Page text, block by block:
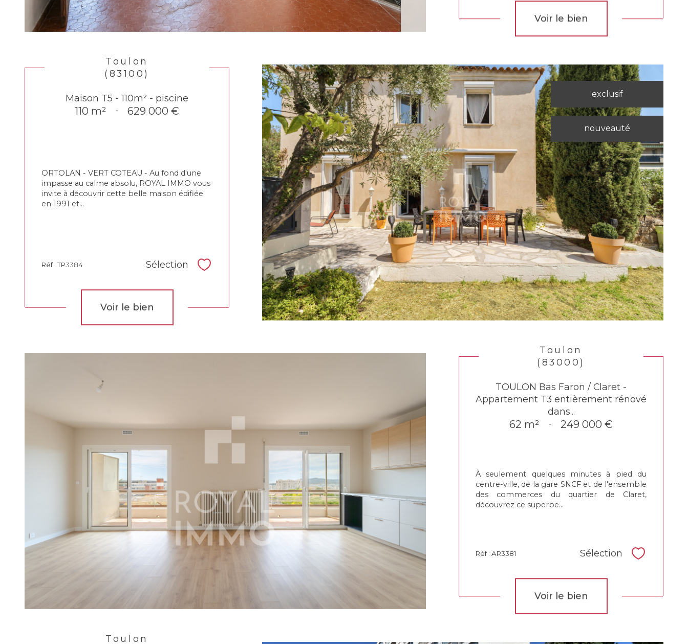
Voir le bien
exclusif
nouveauté
Toulon
(83100)
Maison T5 - 110m² - piscine
110 m² - 629 000 €
ORTOLAN - VERT COTEAU - Au fond d'une
impasse au calme absolu, ROYAL IMMO vous
invite à découvrir cette belle maison édifiée
en 1991 et...
Réf : TP3384 Sélection Sélectionner
Voir le bien
Toulon
(83000)
TOULON Bas Faron / Claret -
Appartement T3 entièrement rénové
dans...
62 m² - 249 000 €
À seulement quelques minutes à pied du
centre-ville, de la gare SNCF et de l'ensemble
des commerces du quartier de Claret,
découvrez ce superbe...
Réf : AR3381 Sélection
Voir le bien
Toulon